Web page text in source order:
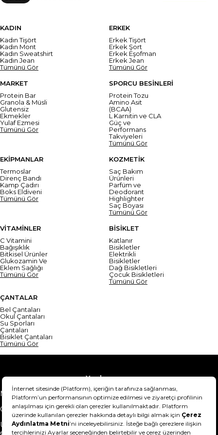
KADIN
Kadın Tişört
Kadın Mont
Kadın Sweatshirt
Kadın Jean
Tümünü Gör
ERKEK
Erkek Tişört
Erkek Şort
Erkek Eşofman
Erkek Jean
Tümünü Gör
MARKET
Protein Bar
Granola & Müsli
Glutensiz
Ekmekler
Yulaf Ezmesi
Tümünü Gör
SPORCU BESİNLERİ
Protein Tozu
Amino Asit
(BCAA)
L Karnitin ve CLA
Güç ve
Performans
Takviyeleri
Tümünü Gör
EKİPMANLAR
Termoslar
Direnç Bandı
Kamp Çadırı
Boks Eldiveni
Tümünü Gör
KOZMETİK
Saç Bakım
Ürünleri
Parfüm ve
Deodorant
Highlighter
Saç Boyası
Tümünü Gör
VİTAMİNLER
C Vitamini
Bağışıklık
Bitkisel Ürünler
Glukozamin Ve
Eklem Sağlığı
Tümünü Gör
BİSİKLET
Katlanır
Bisikletler
Elektrikli
Bisikletler
Dağ Bisikletleri
Çocuk Bisikletleri
Tümünü Gör
ÇANTALAR
Bel Çantaları
Okul Çantaları
Su Sporları
Çantaları
Bisiklet Çantaları
Tümünü Gör
Yardım
Mesafeli Satış Sözleşmesi
Teslimat Bilgisi
Gizlilik Sözleşmesi
Şartlar & Koşullar
Ürünümü nasıl iade
edebilirim?
Hakkımızda